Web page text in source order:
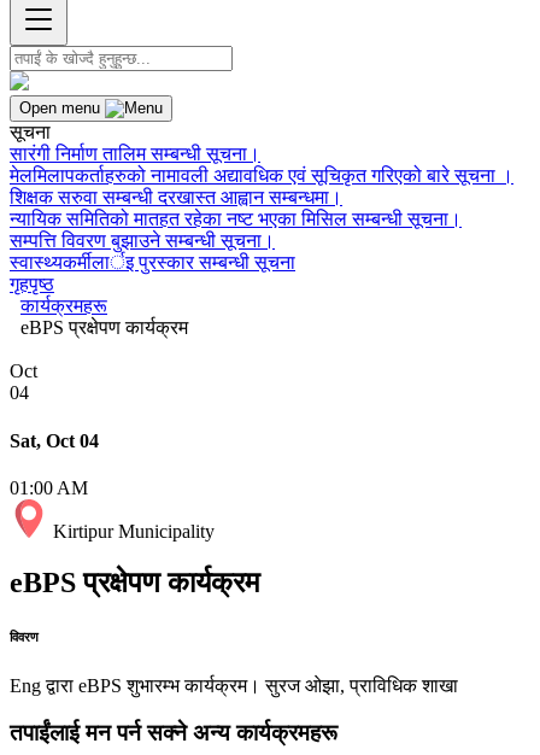
Open menu
सूचना
सारंगी निर्माण तालिम सम्बन्धी सूचना।
मेलमिलापकर्ताहरुको नामावली अद्यावधिक एवं सूचिकृत गरिएको बारे सूचना ।
शिक्षक सरुवा सम्बन्धी दरखास्त आह्वान सम्बन्धमा।
न्यायिक समितिको मातहत रहेका नष्ट भएका मिसिल सम्बन्धी सूचना।
सम्पत्ति विवरण बुझाउने सम्बन्धी सूचना।
स्वास्थ्यकर्मीलार्इ पुरस्कार सम्बन्धी सूचना
गृहपृष्ठ
कार्यक्रमहरू
eBPS प्रक्षेपण कार्यक्रम
Oct
04
Sat, Oct 04
01:00 AM
Kirtipur Municipality
eBPS प्रक्षेपण कार्यक्रम
विवरण
Eng द्वारा eBPS शुभारम्भ कार्यक्रम। सुरज ओझा, प्राविधिक शाखा
तपाईंलाई मन पर्न सक्ने अन्य कार्यक्रमहरू